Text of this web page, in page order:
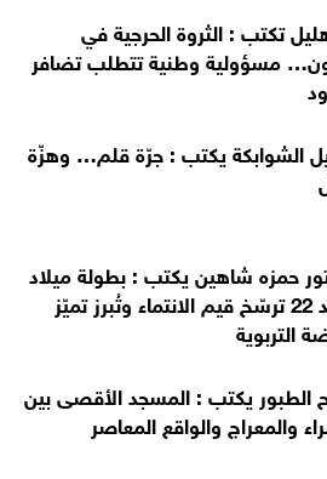
تكتب : الثروة الحرجية في
مسؤولية وطنية تتطلب تضافر
الشوابكة يكتب : جرّة قلم… وهزّة
حمزه شاهين يكتب : بطولة ميلاد
القائد 22 ترسّخ قيم الانتماء وتُبرز تميّز
التربوية
الطبور يكتب : المسجد الأقصى بين
والمعراج والواقع المعاصر